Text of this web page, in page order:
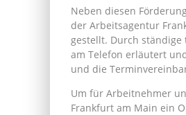
Neben diesen
der Arbeitsagentur
gestellt. Durch ständige
am Telefon erläutert
und die
Um für Arbeitnehmer
Frankfurt am Main ein